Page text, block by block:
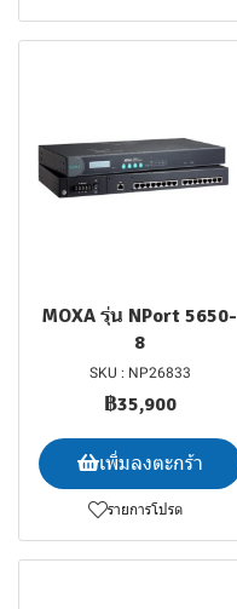
MOXA รุ่น NPort 5650-
8
SKU : NP26833
฿35,900
เพิ่มลงตะกร้า
รายการโปรด